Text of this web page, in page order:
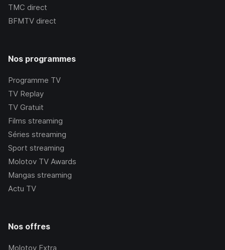
TMC direct
BFMTV direct
Nos programmes
Programme TV
TV Replay
TV Gratuit
Films streaming
Séries streaming
Sport streaming
Molotov TV Awards
Mangas streaming
Actu TV
Nos offres
Molotov Extra